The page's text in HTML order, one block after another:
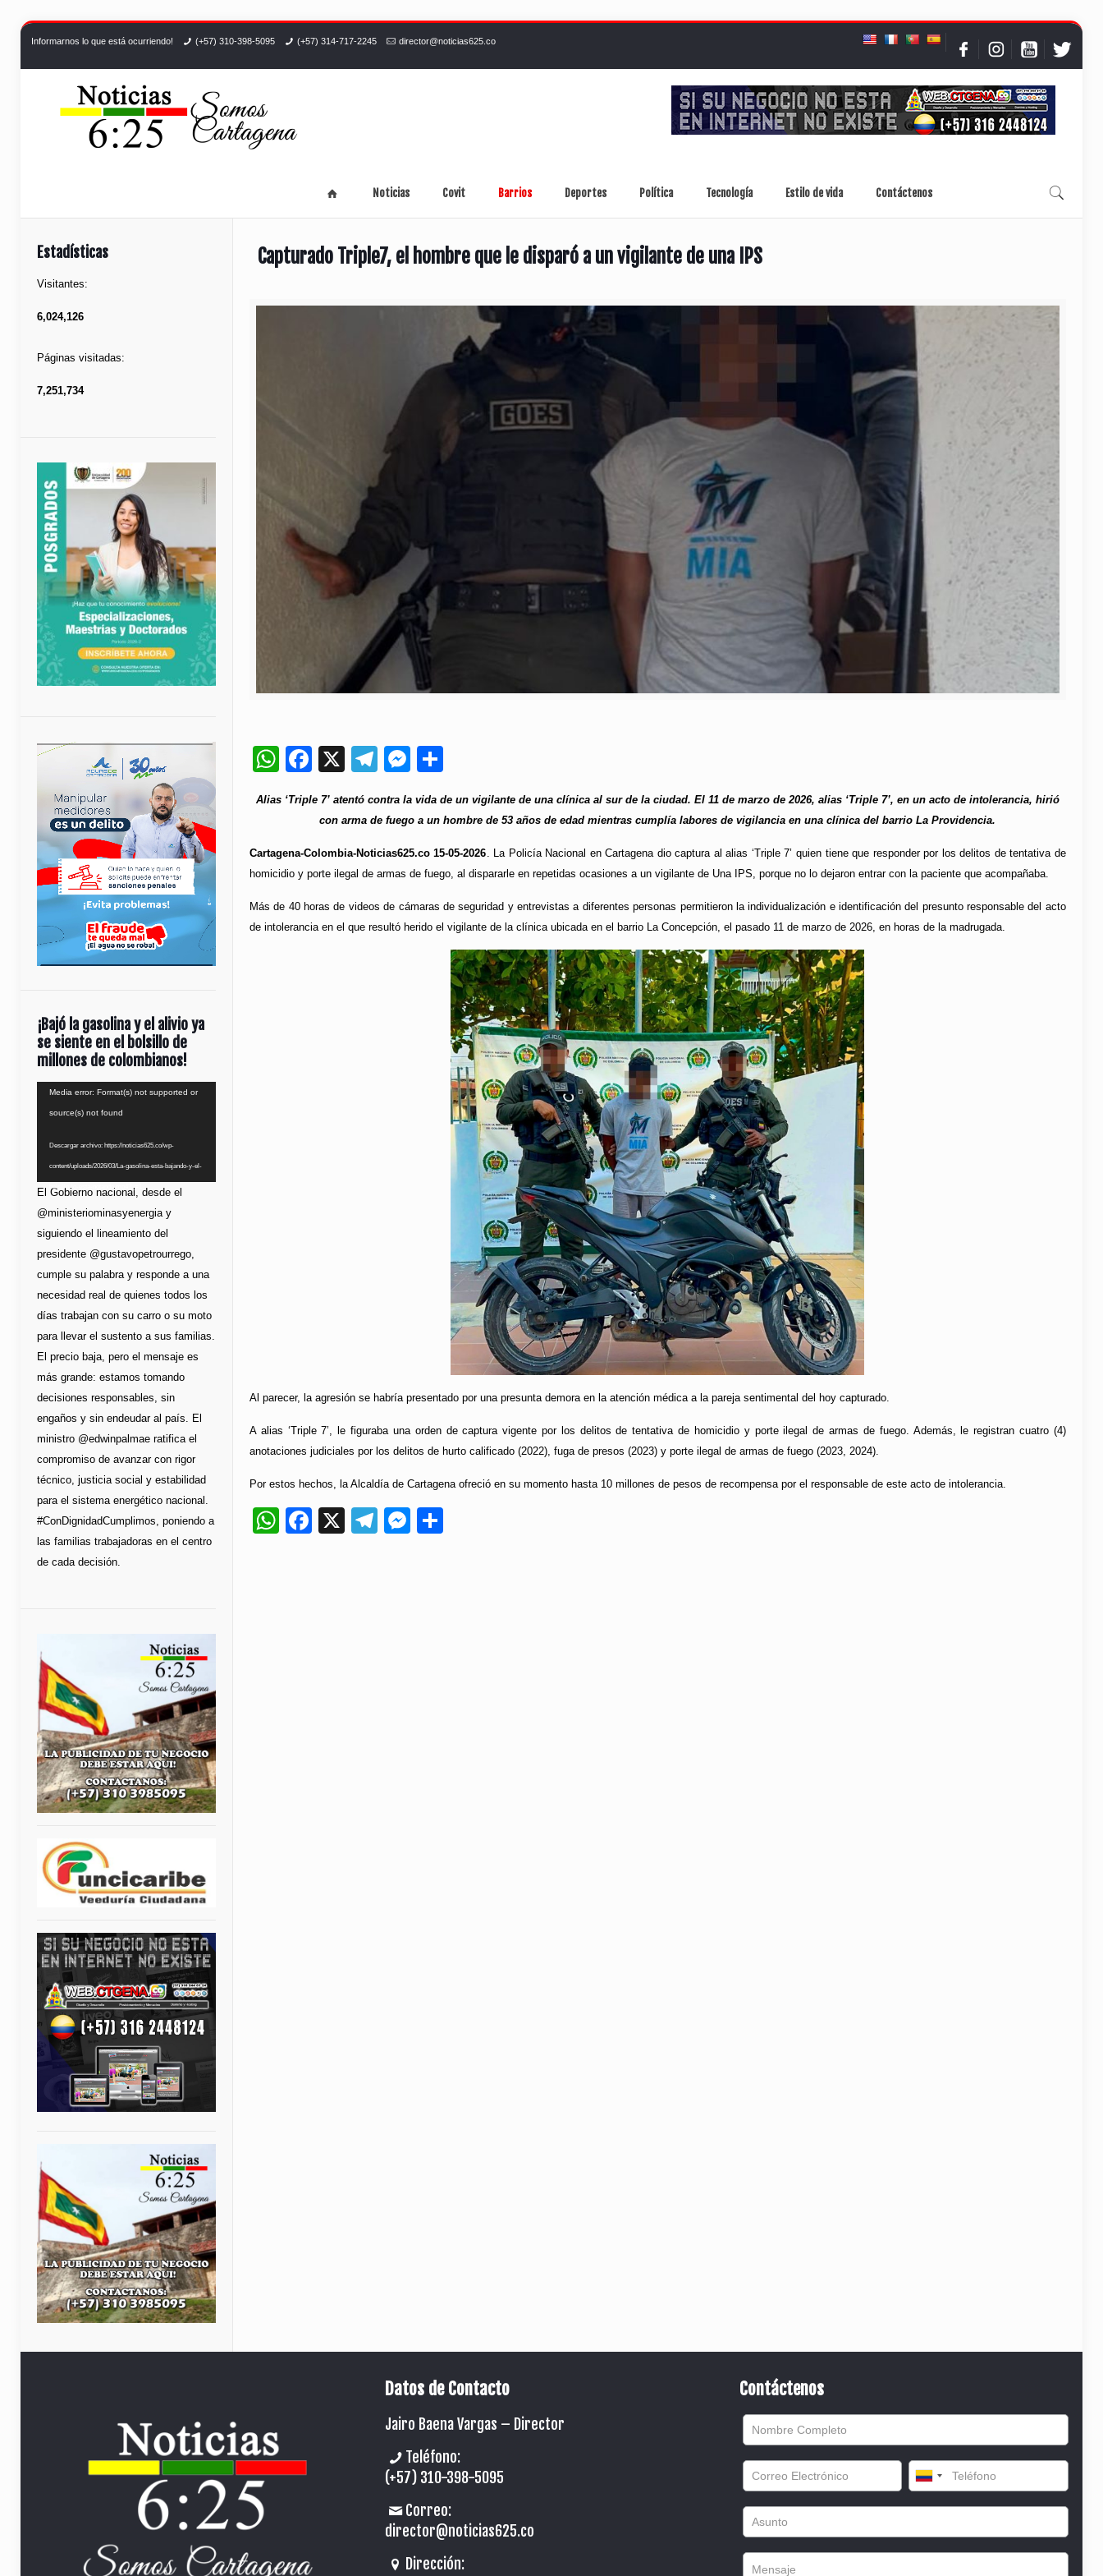
Informarnos lo que está ocurriendo! (+57) 310-398-5095 (+57) 314-717-2245 director@noticias625.co
Noticias Covit Barrios Deportes Política Tecnología Estilo de vida Contáctenos
Capturado Triple7, el hombre que le disparó a un vigilante de una IPS
WhatsApp
Facebook
X Telegram
Messenger
Alias ‘Triple 7’ atentó contra la vida de un vigilante de una clínica al sur de la ciudad. El 11 de marzo de 2026, alias ‘Triple 7’, en un acto de intolerancia, hirió
con arma de fuego a un hombre de 53 años de edad mientras cumplía labores de vigilancia en una clínica del barrio La Providencia.
Cartagena-Colombia-Noticias625.co 15-05-2026 . La Policía Nacional en Cartagena dio captura al alias ‘Triple 7’ quien tiene que responder por los delitos de tentativa de
homicidio y porte ilegal de armas de fuego, al dispararle en repetidas ocasiones a un vigilante de Una IPS, porque no lo dejaron entrar con la paciente que acompañaba.
Más de 40 horas de videos de cámaras de seguridad y entrevistas a diferentes personas permitieron la individualización e identificación del presunto responsable del acto
de intolerancia en el que resultó herido el vigilante de la clínica ubicada en el barrio La Concepción, el pasado 11 de marzo de 2026, en horas de la madrugada.
Al parecer, la agresión se habría presentado por una presunta demora en la atención médica a la pareja sentimental del hoy capturado.
A alias ‘Triple 7’, le figuraba una orden de captura vigente por los delitos de tentativa de homicidio y porte ilegal de armas de fuego. Además, le registran cuatro (4)
anotaciones judiciales por los delitos de hurto calificado (2022), fuga de presos (2023) y porte ilegal de armas de fuego (2023, 2024).
Por estos hechos, la Alcaldía de Cartagena ofreció en su momento hasta 10 millones de pesos de recompensa por el responsable de este acto de intolerancia.
WhatsApp
Facebook
X Telegram
Messenger
Estadísticas
Visitantes:
6,024,126
Páginas visitadas:
7,251,734
¡Bajó la gasolina y el alivio ya
se siente en el bolsillo de
millones de colombianos!
Reproductor
Media error: Format(s) not supported or
source(s) not found
Descargar archivo: https://noticias625.co/wp-
content/uploads/2026/03/La-gasolina-esta-bajando-y-el-
El Gobierno nacional, desde el
@ministeriominasyenergia y
siguiendo el lineamiento del
presidente @gustavopetrourrego,
cumple su palabra y responde a una
necesidad real de quienes todos los
días trabajan con su carro o su moto
para llevar el sustento a sus familias.
El precio baja, pero el mensaje es
más grande: estamos tomando
decisiones responsables, sin
engaños y sin endeudar al país. El
ministro @edwinpalmae ratifica el
compromiso de avanzar con rigor
técnico, justicia social y estabilidad
para el sistema energético nacional.
#ConDignidadCumplimos, poniendo a
las familias trabajadoras en el centro
de cada decisión.
Datos de Contacto
Jairo Baena Vargas – Director
Teléfono:
(+57) 310-398-5095
Correo:
director@noticias625.co
Dirección:
Contáctenos